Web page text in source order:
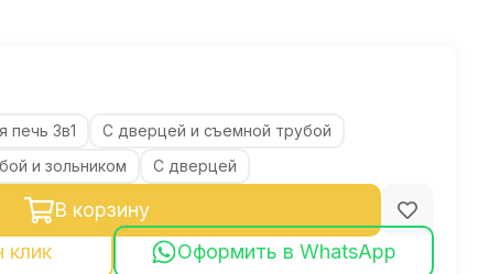
печь 3в1
С дверцей и съемной трубой
и зольником
С дверцей
В корзину
клик
Оформить в WhatsApp